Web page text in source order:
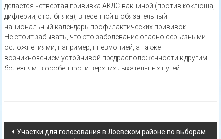
делается четвертая прививка АКДС-вакциной (против коклюша,
дифтерии, столбняка), внесенной в обязательный
национальный календарь профилактических прививок.
Не стоит забывать, что это заболевание опасно серьезными
осложнениями, например, пневмонией, а также
возникновением устойчивой предрасположенности к другим
болезням, в особенности верхних дыхательных путей.
Навигация
Участки для голосования в Лоевском районе по выборам